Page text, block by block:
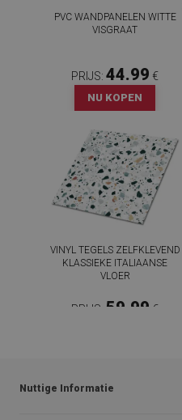
PVC WANDPANELEN WITTE
VISGRAAT
PRIJS: 44.99 €
NU KOPEN
VINYL TEGELS ZELFKLEVEND
KLASSIEKE ITALIAANSE
VLOER
PRIJS: 59.99 €
Nuttige Informatie